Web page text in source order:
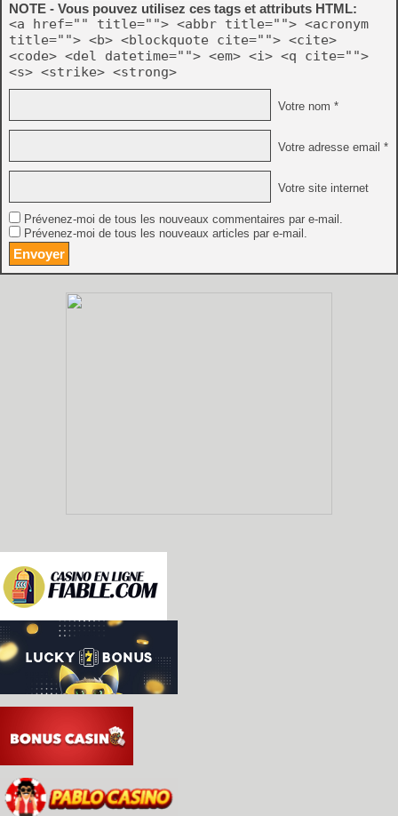
NOTE - Vous pouvez utilisez ces tags et attributs HTML:
<a href="" title=""> <abbr title=""> <acronym
title=""> <b> <blockquote cite=""> <cite>
<code> <del datetime=""> <em> <i> <q cite="">
<s> <strike> <strong>
Votre nom *
Votre adresse email *
Votre site internet
Prévenez-moi de tous les nouveaux commentaires par e-mail.
Prévenez-moi de tous les nouveaux articles par e-mail.